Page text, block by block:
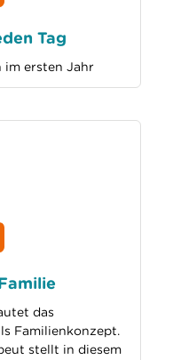
Tag
im ersten Jahr
das
Familienkonzept.
stellt in diesem